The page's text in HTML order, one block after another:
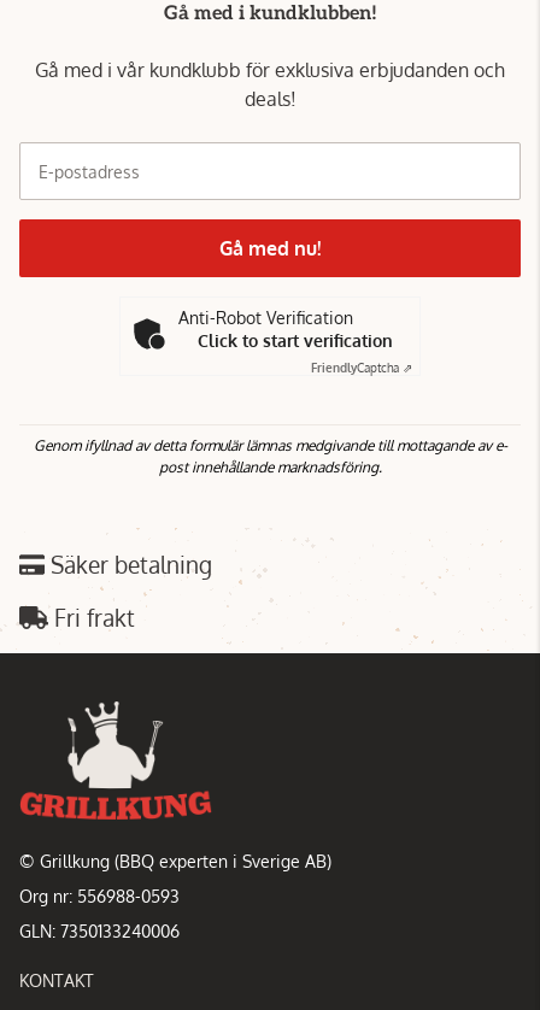
Gå med i kundklubben!
Gå med i vår kundklubb för exklusiva erbjudanden och
deals!
E-postadress
Gå med nu!
Anti-Robot Verification
Click to start verification
FriendlyCaptcha ⇗
Genom ifyllnad av detta formulär lämnas medgivande till mottagande av e-
post innehållande marknadsföring.
Säker betalning
Fri frakt
© Grillkung (BBQ experten i Sverige AB)
Org nr: 556988-0593
GLN: 7350133240006
KONTAKT